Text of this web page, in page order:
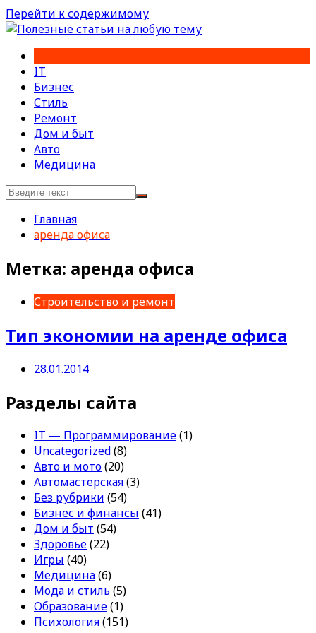
Перейти к содержимому
IT
Бизнес
Стиль
Ремонт
Дом и быт
Авто
Медицина
Главная
аренда офиса
Метка: аренда офиса
Строительство и ремонт
Тип экономии на аренде офиса
28.01.2014
Разделы сайта
IT — Программирование(1)
Uncategorized(8)
Авто и мото(20)
Автомастерская(3)
Без рубрики (54)
Бизнес и финансы (41)
Дом и быт (54)
Здоровье(22)
Игры (40)
Медицина(6)
Мода и стиль (5)
Образование(1)
Психология(151)